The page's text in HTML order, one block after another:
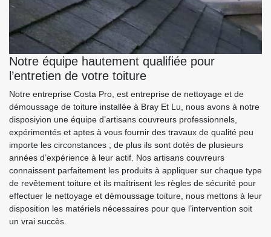
Notre équipe hautement qualifiée pour
l’entretien de votre toiture
Notre entreprise Costa Pro, est entreprise de nettoyage et de
démoussage de toiture installée à Bray Et Lu, nous avons à notre
disposiyion une équipe d’artisans couvreurs professionnels,
expérimentés et aptes à vous fournir des travaux de qualité peu
importe les circonstances ; de plus ils sont dotés de plusieurs
années d’expérience à leur actif. Nos artisans couvreurs
connaissent parfaitement les produits à appliquer sur chaque type
de revêtement toiture et ils maîtrisent les règles de sécurité pour
effectuer le nettoyage et démoussage toiture, nous mettons à leur
disposition les matériels nécessaires pour que l’intervention soit
un vrai succès.